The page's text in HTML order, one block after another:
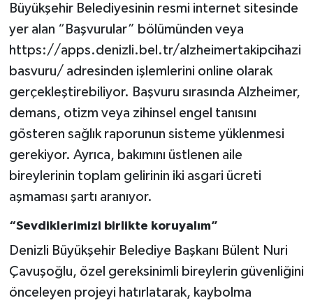
Büyükşehir Belediyesinin resmi internet sitesinde
yer alan “Başvurular” bölümünden veya
https://apps.denizli.bel.tr/alzheimertakipcihazi
basvuru/ adresinden işlemlerini online olarak
gerçekleştirebiliyor. Başvuru sırasında Alzheimer,
demans, otizm veya zihinsel engel tanısını
gösteren sağlık raporunun sisteme yüklenmesi
gerekiyor. Ayrıca, bakımını üstlenen aile
bireylerinin toplam gelirinin iki asgari ücreti
aşmaması şartı aranıyor.
“Sevdiklerimizi birlikte koruyalım”
Denizli Büyükşehir Belediye Başkanı Bülent Nuri
Çavuşoğlu, özel gereksinimli bireylerin güvenliğini
önceleyen projeyi hatırlatarak, kaybolma